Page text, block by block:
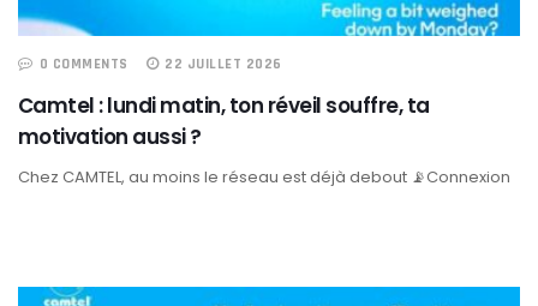
0 COMMENTS 22 JUILLET 2026
Camtel : lundi matin, ton réveil souffre, ta
motivation aussi ?
Chez CAMTEL, au moins le réseau est déjà debout 📡Connexion